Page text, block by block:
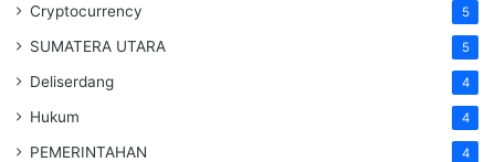
Cryptocurrency 5
SUMATERA UTARA 5
Deliserdang 4
Hukum 4
PEMERINTAHAN 4